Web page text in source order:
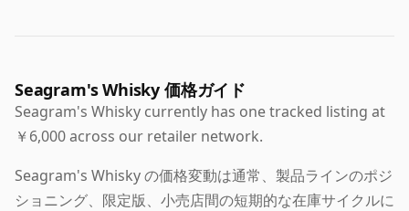
Seagram's Whisky 価格ガイド
Seagram's Whisky currently has one tracked listing at
￥6,000 across our retailer network.
Seagram's Whisky の価格変動は通常、製品ラインのポジ
ショニング、限定版、小売店間の短期的な在庫サイクルに